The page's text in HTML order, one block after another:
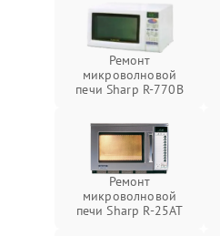
Ремонт
микроволновой
печи Sharp R-770B
Ремонт
микроволновой
печи Sharp R-25AT